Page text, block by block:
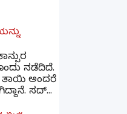
ನಡೆದಿದೆ.
ತಾಯಿ ಅಂದರೆ
ಸದ್...